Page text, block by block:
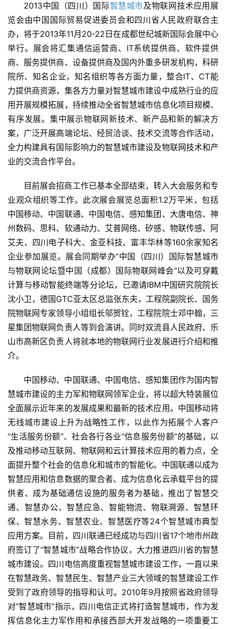
2013中国（四川）国际智慧城市及物联网技术应用展
览会由中国国际贸易促进委员会和四川省人民政府联合主
办，将于2013年11月20-22日在成都世纪城新国际会展中心
举行。展会将汇集通信运营商、IT系统提供商、软件提供
商、服务提供商、设备提供商及国内外重多研发机构，科研
院所、知名企业，知名组织等各方面力量，整合IT、CT能
力提供商资源，集各方力量对智慧城市建设中成熟行业的应
用开展规模拓展，持续推动全省智慧城市信息化项目规模、
有序发展。集中展示物联网新技术、新产品和新的解决方
案，广泛开展高端论坛、经贸洽谈、技术交流等合作活动，
全力构建具有国际影响力的智慧城市建设及物联网技术和产
业的交流合作平台。
目前展会招商工作已基本全部结束，转入大会服务和专
业观众组织等工作。此次展会展览总面积1.2万平米，包括
中国移动、中国联通、中国电信、感知集团、大唐电信、神
州数码、思科、软通动力、艾普网络、矽感、物联传感、阿
艾夫、四川电子科大、金亚科技、富丰华林等160余家知名
企业参加展览。展会同期举办“中国（四川）国际智慧城市
与物联网论坛暨中国（成都）国际物联网峰会”以及可穿戴
计算与移动智能终端等分论坛，已邀请IBM中国研究院院长
沈小卫，德国GTC亚太区总监张东夫，工程院副院长、国务
院物联网专家领导小组组长邬贺铨，工程院院士邓中翰，三
星集团物联网负责人等到会演讲。同时双流县人民政府、乐
山市高新区负责人将就本地的物联网行业发展进行介绍和推
介。
中国移动、中国联通、中国电信、感知集团作为国内智
慧城市建设的主力军和物联网领军企业，将以超大特装展位
全面展示近年来的发展成果和最新的技术应用。中国移动将
无线城市建设上升为战略性工作，以此作为拓展个人客户
“生活服务份额”、社会各行各业“信息服务份额”的基础，以
及推动移动互联网、物联网和云计算技术应用的着力点，全
面提升整个社会的信息化和城市的智能化。中国联通以成为
智慧应用和信息数据的聚合者、成为信息化云承载平台的提
供者、成为基础通信设施的服务者为基础，推出了智慧交
通、智慧办公、智慧应急、智能物流、物联溯源、智慧环
保、智慧水务、智慧农业、智慧医疗等24个智慧城市典型
应用方案。目前，四川联通已经成功与四川省17个地市州政
府签订了“智慧城市”战略合作协议，大力推进四川省的智慧
城市建设。四川电信高度重视智慧城市建设工作，一直以来
在智慧政务、智慧民生、智慧产业三大领域的智慧建设工作
受到了政府领导的指导和认可。2010年9月按照省政府领导
对“智慧城市”指示，四川电信正式将打造智慧城市，作为发
挥信息化主力军作用和承接西部大开发战略的一项重要工